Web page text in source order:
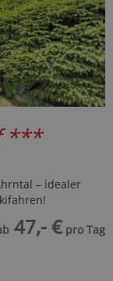
***
– idealer
47,- € pro Tag